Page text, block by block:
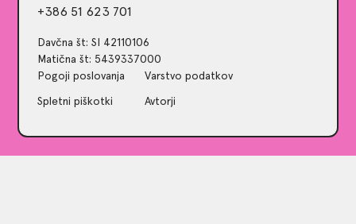
+386 51 623 701
Davčna št: SI 42110106
Matična št: 5439337000
Pogoji poslovanja
Varstvo podatkov
Spletni piškotki Avtorji